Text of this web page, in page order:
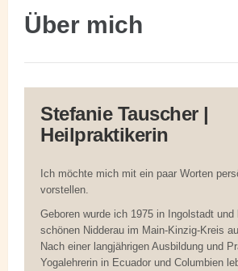
Über mich
Stefanie Tauscher |
Heilpraktikerin
Ich möchte mich mit ein paar Worten
vorstellen.
Geboren wurde ich 1975 in Ingolstadt und
schönen Nidderau im Main-Kinzig-Kreis
Nach einer langjährigen Ausbildung und
Yogalehrerin in Ecuador und Columbien